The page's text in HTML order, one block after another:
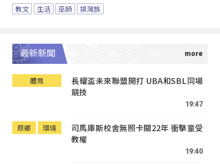
教文 生活 巫師 排灣族
最新新聞
體育
長耀盃未來聯盟開打 UBA和SBL同場
競技
19:47
原鄉 環境
司馬庫斯校舍無照卡關22年 衝擊童受
教權
19:40